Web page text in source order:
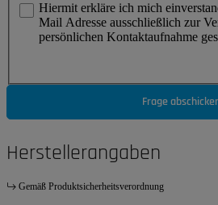
Hiermit erkläre ich mich
Mail Adresse ausschließlich zur
persönlichen Kontaktaufnahme
Frage
Herstellerangaben
Gemäß Produktsicherheitsverordnung